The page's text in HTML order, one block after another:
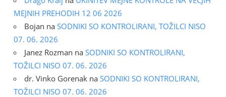
MEJNIH PREHODIH 12 06 2026
Bojan na SODNIKI SO KONTROLIRANI, TOŽILCI NISO
07. 06. 2026
Janez Rozman na SODNIKI SO KONTROLIRANI,
TOŽILCI NISO 07. 06. 2026
dr. Vinko Gorenak na SODNIKI SO KONTROLIRANI,
TOŽILCI NISO 07. 06. 2026